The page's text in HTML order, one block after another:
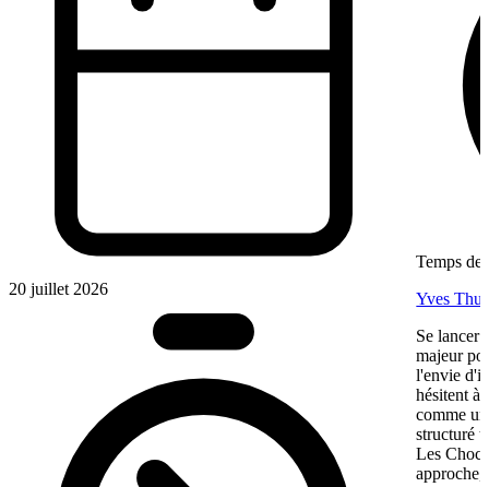
20 juillet 2026
Temps de
Yves
Se lancer
majeur
l'envie
hésitent à
comme
structuré
Les
approche,